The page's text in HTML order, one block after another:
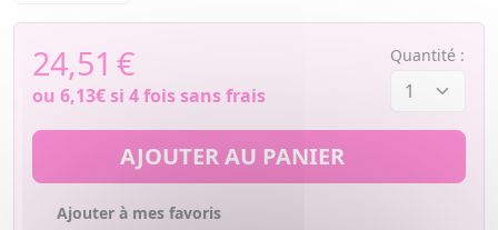
24,51 €
ou 6,13€si 4 fois sans frais
Quantité :
AJOUTER AU PANIER
Ajouter à mes favoris